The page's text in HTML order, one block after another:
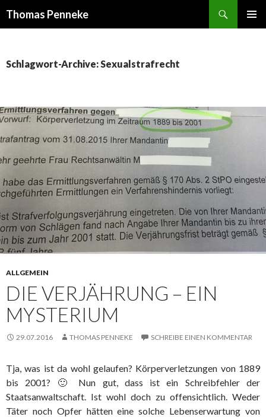
Thomas Penneke
Schlagwort-Archive: Sexualstrafrecht
ALLGEMEIN
DIE VERJÄHRUNG – EIN
MYSTERIUM
29.07.2016 THOMAS PENNEKE SCHREIBE EINEN KOMMENTAR
Tja, was ist da wohl gelaufen? Körperverletzungen von 1889
bis 2001? 🙂 Nun gut, dass ist ein Schreibfehler der
Staatsanwaltschaft. Ist wohl doch zu offensichtlich. Weder
Täter noch Opfer hätten eine solche Lebenserwartung von